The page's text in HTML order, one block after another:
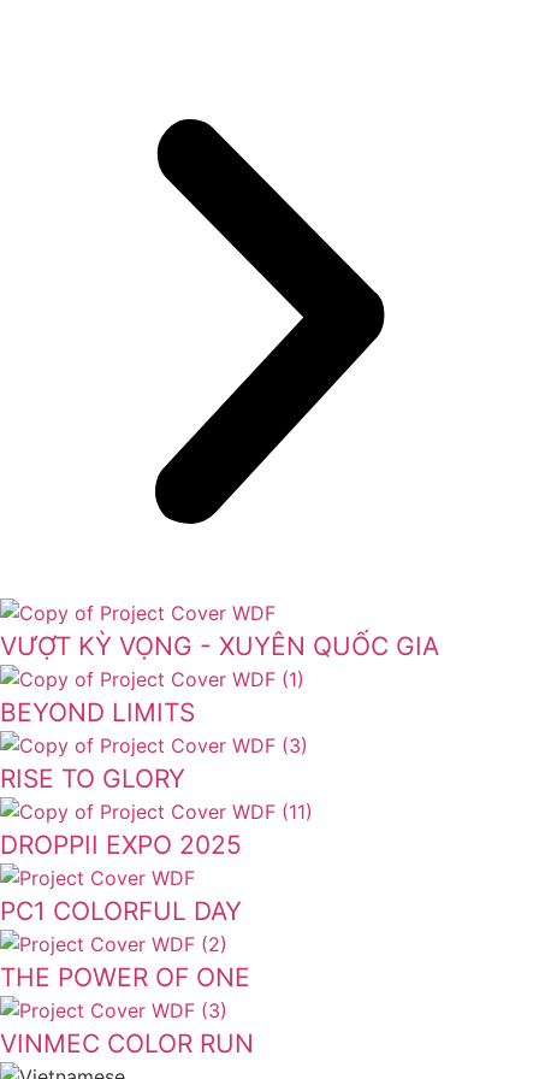
VƯỢT KỲ VỌNG - XUYÊN QUỐC GIA
BEYOND LIMITS
RISE TO GLORY
DROPPII EXPO 2025
PC1 COLORFUL DAY
THE POWER OF ONE
VINMEC COLOR RUN